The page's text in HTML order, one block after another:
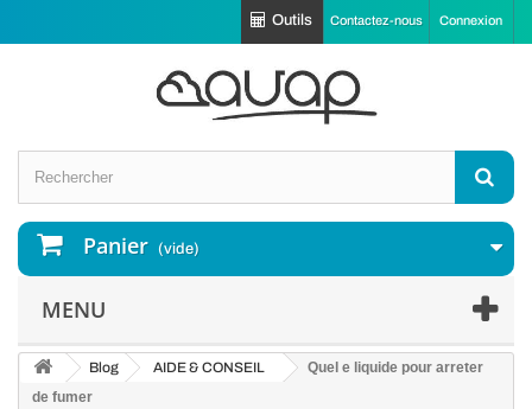
Connexion
Contactez-nous
Outils
Panier (vide)
MENU
Blog AIDE & CONSEIL
Quel e liquide pour arreter
de fumer